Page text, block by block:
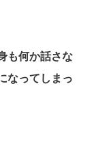
も何か話さな
なってしまっ